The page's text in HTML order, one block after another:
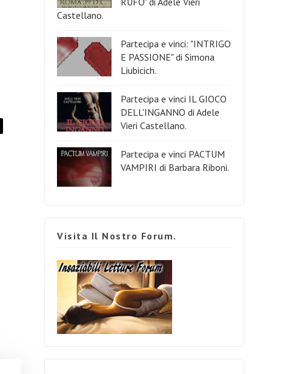
Castellano.
Partecipa e vinci: "INTRIGO
E PASSIONE" di Simona
Liubicich.
Partecipa e vinci IL GIOCO
DELL'INGANNO di Adele
Vieri Castellano.
Partecipa e vinci PACTUM
VAMPIRI di Barbara Riboni.
Visita Il Nostro Forum.